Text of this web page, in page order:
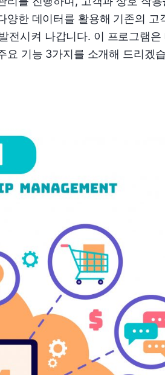
양한 데이터를 활용해 기존의 고
전시켜 나갑니다. 이 프로그램은
요 기능 3가지를 소개해 드리겠